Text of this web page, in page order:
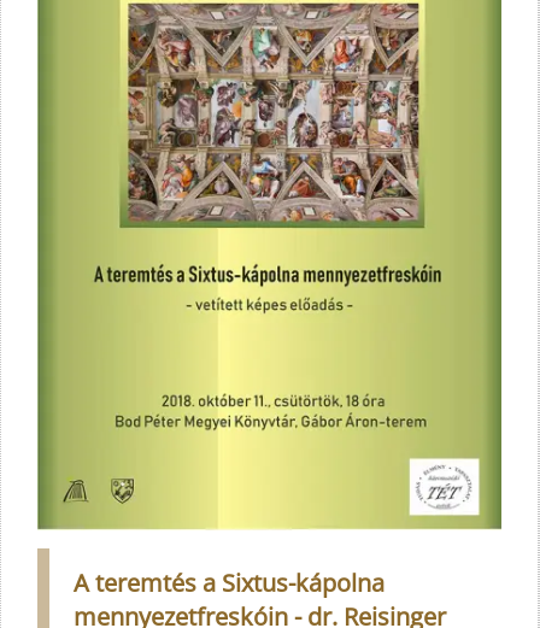
A teremtés a Sixtus-kápolna
mennyezetfreskóin - dr. Reisinger